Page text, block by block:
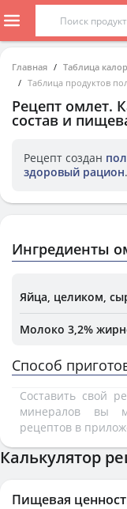
Главная
Таблица
Таблица продуктов
Рецепт омлет.
состав и
Рецепт создан
здоровый рацион.
Ингредиенты
Яйца, целиком,
Молоко 3,2%
Способ
Составить свой
минералов вы
рецептов в
Калькулятор
Пищевая